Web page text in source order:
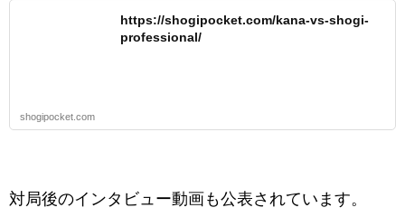
https://shogipocket.com/kana-vs-shogi-
professional/
shogipocket.com
対局後のインタビュー動画も公表されています。